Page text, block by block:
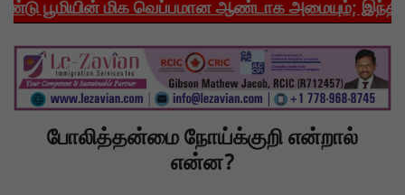
மிக வெப்பமான ஆண்டாக அமையும்;
போலித்தன்மை நோய்க்குறி என்றால்
என்ன?